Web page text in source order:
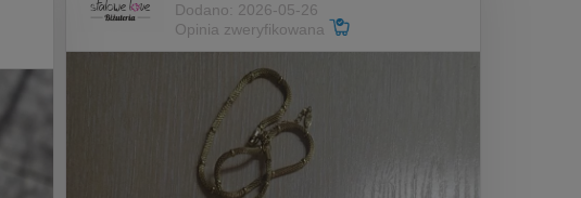
Dodano: 2026-05-26
Opinia zweryfikowana